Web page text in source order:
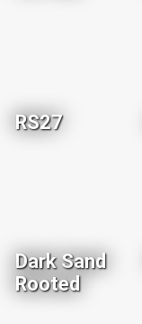
RS27
Dark Sand
Rooted